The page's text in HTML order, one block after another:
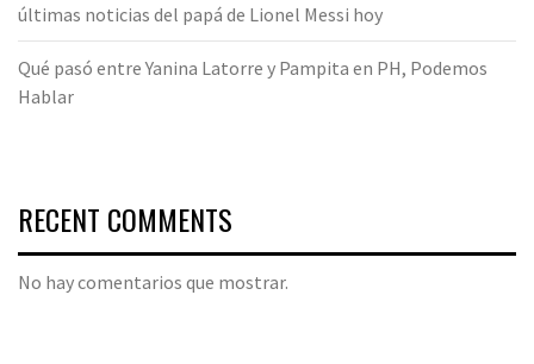
últimas noticias del papá de Lionel Messi hoy
Qué pasó entre Yanina Latorre y Pampita en PH, Podemos
Hablar
RECENT COMMENTS
No hay comentarios que mostrar.